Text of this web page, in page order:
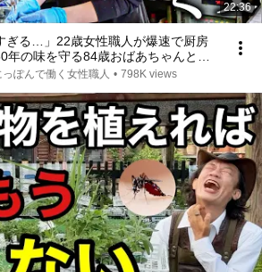
22:36
ぎる…」22歳女性職人が爆速で厨房
年の味を守る84歳おばあちゃんと絶
ぽんで働く女性職人 • 798K views